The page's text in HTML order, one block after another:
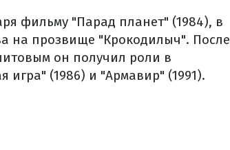
фильму "Парад планет" (1984), в
на прозвище "Крокодилыч". После
он получил роли в
(1986) и "Армавир" (1991).